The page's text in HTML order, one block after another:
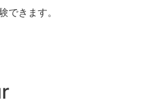
できます。